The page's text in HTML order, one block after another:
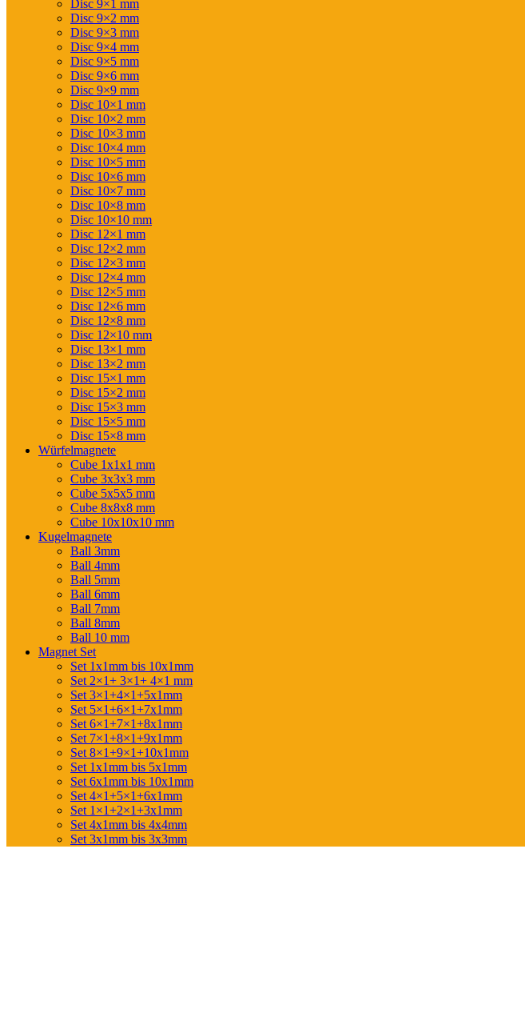
Disc 9×1 mm
Disc 9×2 mm
Disc 9×3 mm
Disc 9×4 mm
Disc 9×5 mm
Disc 9×6 mm
Disc 9×9 mm
Disc 10×1 mm
Disc 10×2 mm
Disc 10×3 mm
Disc 10×4 mm
Disc 10×5 mm
Disc 10×6 mm
Disc 10×7 mm
Disc 10×8 mm
Disc 10×10 mm
Disc 12×1 mm
Disc 12×2 mm
Disc 12×3 mm
Disc 12×4 mm
Disc 12×5 mm
Disc 12×6 mm
Disc 12×8 mm
Disc 12×10 mm
Disc 13×1 mm
Disc 13×2 mm
Disc 15×1 mm
Disc 15×2 mm
Disc 15×3 mm
Disc 15×5 mm
Disc 15×8 mm
Würfelmagnete
Cube 1x1x1 mm
Cube 3x3x3 mm
Cube 5x5x5 mm
Cube 8x8x8 mm
Cube 10x10x10 mm
Kugelmagnete
Ball 3mm
Ball 4mm
Ball 5mm
Ball 6mm
Ball 7mm
Ball 8mm
Ball 10 mm
Magnet Set
Set 1x1mm bis 10x1mm
Set 2×1+ 3×1+ 4×1 mm
Set 3×1+4×1+5x1mm
Set 5×1+6×1+7x1mm
Set 6×1+7×1+8x1mm
Set 7×1+8×1+9x1mm
Set 8×1+9×1+10x1mm
Set 1x1mm bis 5x1mm
Set 6x1mm bis 10x1mm
Set 4×1+5×1+6x1mm
Set 1×1+2×1+3x1mm
Set 4x1mm bis 4x4mm
Set 3x1mm bis 3x3mm